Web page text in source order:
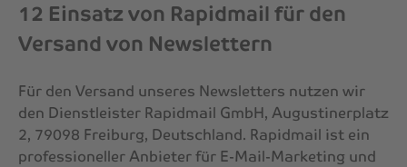
12 Einsatz von Rapidmail für den
Versand von Newslettern
Für den Versand unseres Newsletters nutzen wir
den Dienstleister Rapidmail GmbH, Augustinerplatz
2, 79098 Freiburg, Deutschland. Rapidmail ist ein
professioneller Anbieter für E-Mail-Marketing und